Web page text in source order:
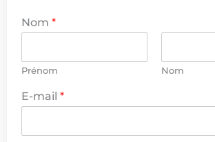
Nom *
Prénom Nom
*
m
E-mail *